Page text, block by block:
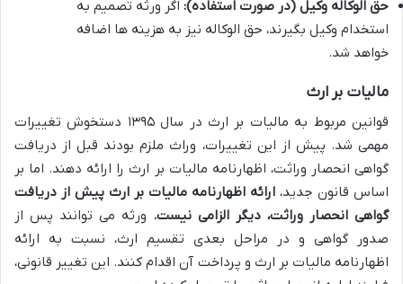
حق الوکاله وکیل (در صورت استفاده): اگر ورثه تصمیم به
استخدام وکیل بگیرند، حق الوکاله نیز به هزینه ها اضافه
خواهد شد.
مالیات بر ارث
قوانین مربوط به مالیات بر ارث در سال ۱۳۹۵ دستخوش تغییرات
مهمی شد. پیش از این تغییرات، وراث ملزم بودند قبل از دریافت
گواهی انحصار وراثت، اظهارنامه مالیات بر ارث را ارائه دهند. اما بر
اساس قانون جدید، ارائه اظهارنامه مالیات بر ارث پیش از دریافت
گواهی انحصار وراثت، دیگر الزامی نیست. ورثه می توانند پس از
صدور گواهی و در مراحل بعدی تقسیم ارث، نسبت به ارائه
اظهارنامه مالیات بر ارث و پرداخت آن اقدام کنند. این تغییر قانونی،